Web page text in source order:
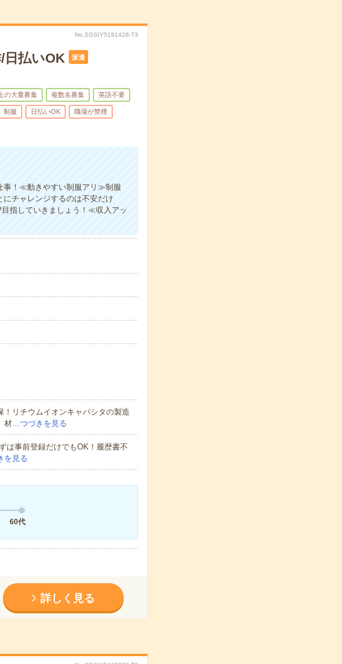
No.SGSIY5191428-T3
日払いOK 派遣
の大量募集 複数名募集 英語不要
制服 日払いOK 職場が禁煙
事！≪動きやすい制服アリ≫制服
チャレンジするのは不安だけ
指していきましょう！≪収入アッ
リチウムイオンキャパシタの製造
材…つづきを見る
事前登録だけでもOK！履歴書不
を見る
60代
詳しく見る